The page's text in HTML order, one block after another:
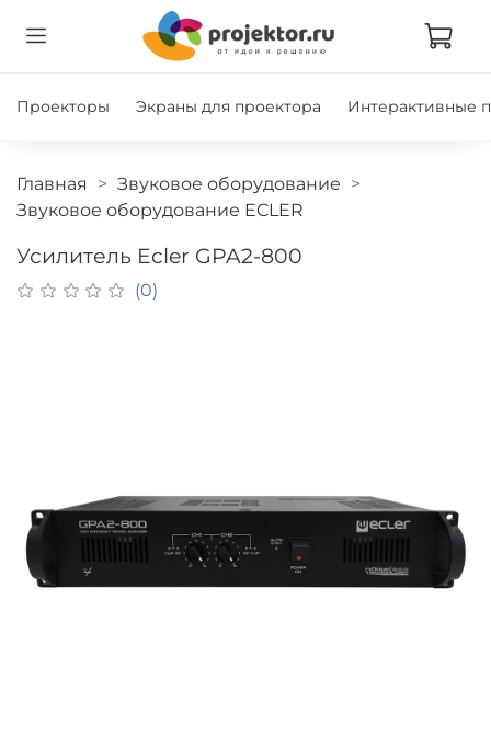
Проекторы Экраны для проектора Интерактивные
Главная
Звуковое оборудование
Звуковое оборудование ECLER
Усилитель Ecler GPA2-800
(0)